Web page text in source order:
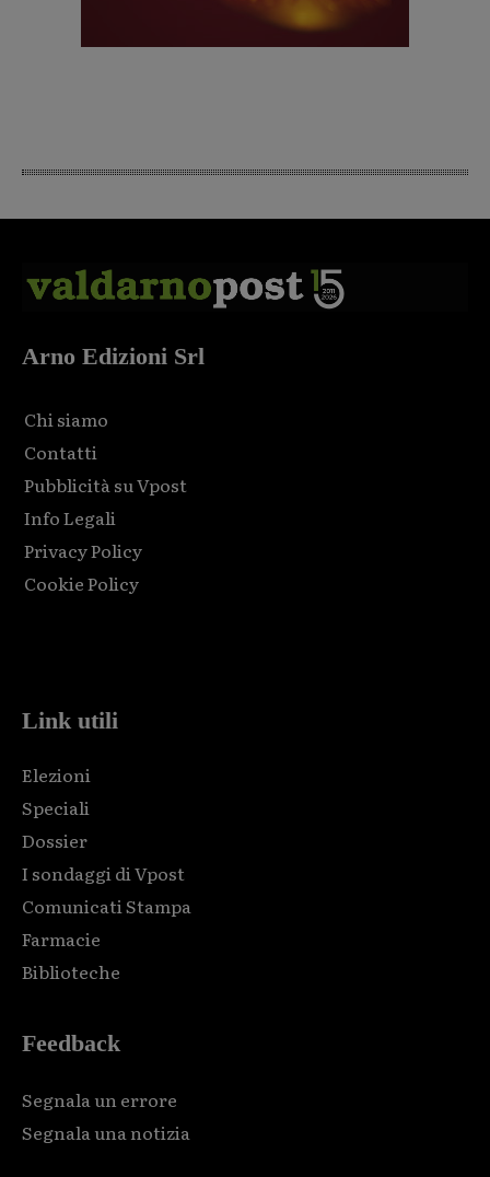
Arno Edizioni Srl
Chi siamo
Contatti
Pubblicità su Vpost
Info Legali
Privacy Policy
Cookie Policy
Link utili
Elezioni
Speciali
Dossier
I sondaggi di Vpost
Comunicati Stampa
Farmacie
Biblioteche
Feedback
Segnala un errore
Segnala una notizia